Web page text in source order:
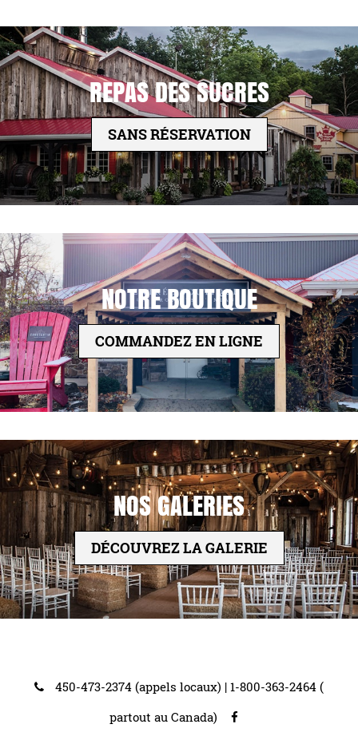
REPAS DES SUCRES
SANS RÉSERVATION
NOTRE BOUTIQUE
COMMANDEZ EN LIGNE
NOS GALERIES
DÉCOUVREZ LA GALERIE
450-473-2374 (appels locaux) | 1-800-363-2464 (
partout au Canada)